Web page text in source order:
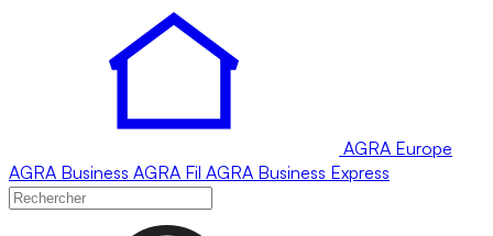
AGRA Europe
AGRA Business AGRA Fil AGRA Business Express